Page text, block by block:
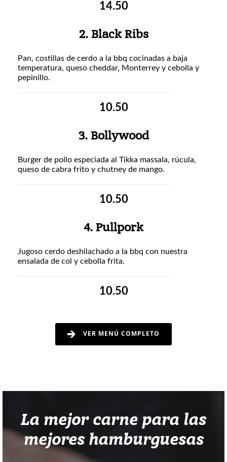
14.50
2. Black Ribs
Pan, costillas de cerdo a la bbq cocinadas a baja
temperatura, queso cheddar, Monterrey y cebolla y
pepinillo.
10.50
3. Bollywood
Burger de pollo especiada al Tikka massala, rúcula,
queso de cabra frito y chutney de mango.
10.50
4. Pullpork
Jugoso cerdo deshilachado a la bbq con nuestra
ensalada de col y cebolla frita.
10.50
VER MENÚ COMPLETO
La mejor carne para las
mejores hamburguesas